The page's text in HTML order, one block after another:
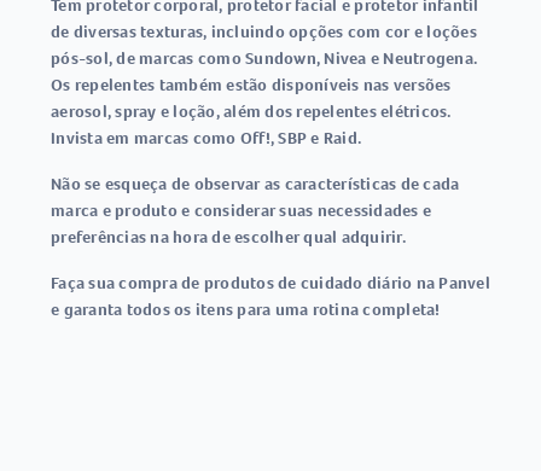
Tem protetor corporal, protetor facial e protetor infantil
de diversas texturas, incluindo opções com cor e loções
pós-sol, de marcas como Sundown, Nivea e Neutrogena.
Os repelentes também estão disponíveis nas versões
aerosol, spray e loção, além dos repelentes elétricos.
Invista em marcas como Off!, SBP e Raid.
Não se esqueça de observar as características de cada
marca e produto e considerar suas necessidades e
preferências na hora de escolher qual adquirir.
Faça sua compra de produtos de cuidado diário na Panvel
e garanta todos os itens para uma rotina completa!